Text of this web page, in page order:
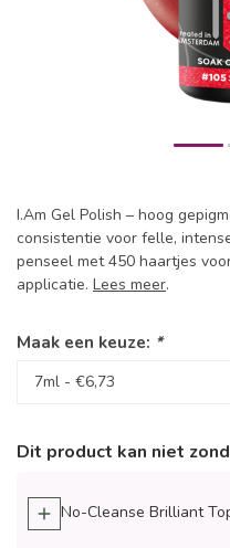
I.Am Gel Polish – hoog
consistentie voor felle,
penseel met 450 haartjes
applicatie. Lees meer.
Maak een keuze: *
Dit product kan niet
No-Cleanse Brilliant